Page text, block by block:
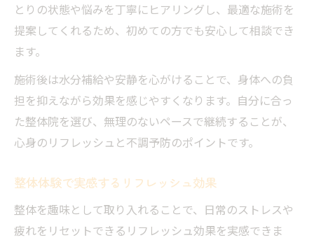
とりの状態や悩みを丁寧にヒアリングし、最適な施術を
提案してくれるため、初めての方でも安心して相談でき
ます。
施術後は水分補給や安静を心がけることで、身体への負
担を抑えながら効果を感じやすくなります。自分に合っ
た整体院を選び、無理のないペースで継続することが、
心身のリフレッシュと不調予防のポイントです。
整体体験で実感するリフレッシュ効果
整体を趣味として取り入れることで、日常のストレスや
疲れをリセットできるリフレッシュ効果を実感できま